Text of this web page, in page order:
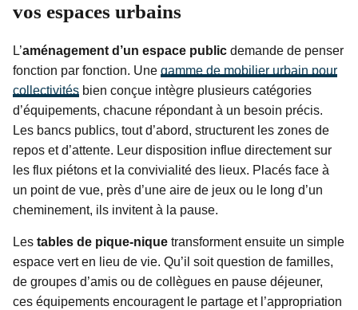
vos espaces urbains
L’aménagement d’un espace public demande de penser
fonction par fonction. Une gamme de mobilier urbain pour
collectivités bien conçue intègre plusieurs catégories
d’équipements, chacune répondant à un besoin précis.
Les bancs publics, tout d’abord, structurent les zones de
repos et d’attente. Leur disposition influe directement sur
les flux piétons et la convivialité des lieux. Placés face à
un point de vue, près d’une aire de jeux ou le long d’un
cheminement, ils invitent à la pause.
Les tables de pique-nique transforment ensuite un simple
espace vert en lieu de vie. Qu’il soit question de familles,
de groupes d’amis ou de collègues en pause déjeuner,
ces équipements encouragent le partage et l’appropriation